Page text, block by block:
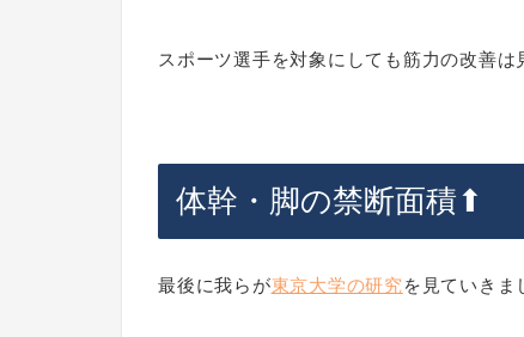
スポーツ選手を対象にしても筋力の改善
体幹・脚の禁断面積⬆︎
最後に我らが東京大学の研究 を見ていきま